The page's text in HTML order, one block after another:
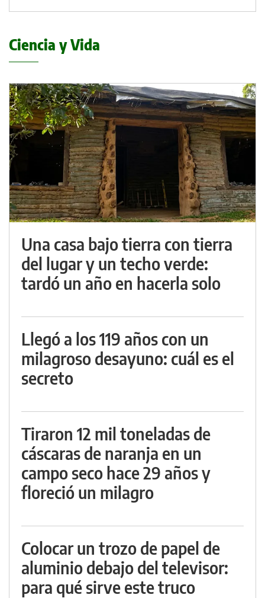
Ciencia y Vida
Una casa bajo tierra con tierra
del lugar y un techo verde:
tardó un año en hacerla solo
Llegó a los 119 años con un
milagroso desayuno: cuál es el
secreto
Tiraron 12 mil toneladas de
cáscaras de naranja en un
campo seco hace 29 años y
floreció un milagro
Colocar un trozo de papel de
aluminio debajo del televisor:
para qué sirve este truco